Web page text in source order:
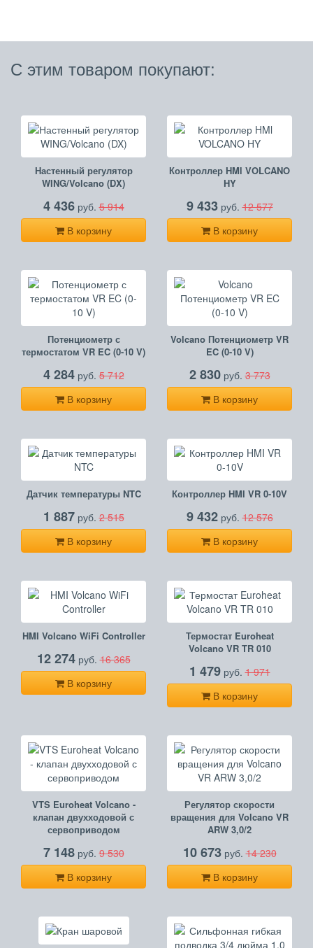
С этим товаром покупают:
Настенный регулятор
WING/Volcano (DX)
4 436руб.5 914
В корзину
Контроллер HMl VOLCANO
HY
9 433руб.12 577
В корзину
Потенциометр с
термостатом VR EC (0-10 V)
4 284руб.5 712
В корзину
Volcano Потенциометр VR
EC (0-10 V)
2 830руб.3 773
В корзину
Датчик температуры NTC
1 887руб.2 515
В корзину
Контроллер HMI VR 0-10V
9 432руб.12 576
В корзину
HMI Volcano WiFi Controller
12 274руб.16 365
В корзину
Термостат Euroheat
Volcano VR TR 010
1 479руб.1 971
В корзину
VTS Euroheat Volcano -
клапан двухходовой с
сервоприводом
7 148руб.9 530
В корзину
Регулятор скорости
вращения для Volcano VR
ARW 3,0/2
10 673руб.14 230
В корзину